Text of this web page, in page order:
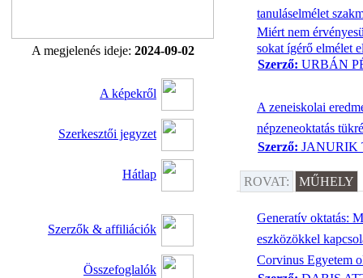
A megjelenés ideje: 2024-09-02
A képekről
Szerkesztői jegyzet
Hátlap
Szerzők & affiliációk
Összefoglalók
tanuláselmélet
Miért nem
sokat ígérő elmélet
Szerző: URBÁN
A zeneiskolai
népzeneoktatás
Szerző: JANURIK
ROVAT: MŰHELY
Generatív oktatás:
eszközökkel
Corvinus Egyetem